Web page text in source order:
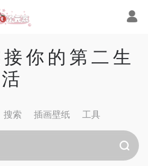
你的第二生
活
搜索 插画壁纸 工具